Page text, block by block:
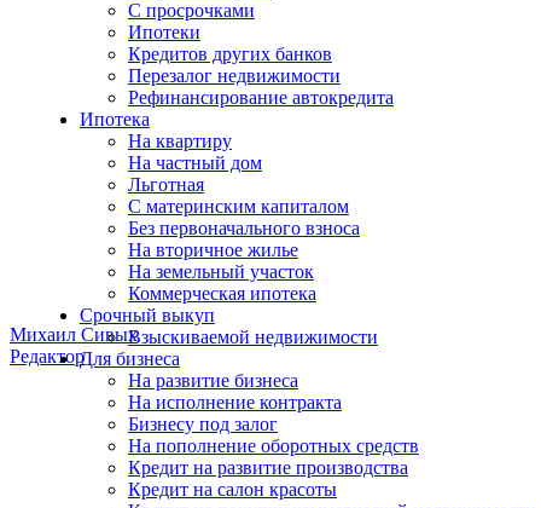
С просрочками
Ипотеки
Кредитов других банков
Перезалог недвижимости
Рефинансирование автокредита
Ипотека
На квартиру
На частный дом
Льготная
С материнским капиталом
Без первоначального взноса
На вторичное жилье
На земельный участок
Коммерческая ипотека
Срочный выкуп
Взыскиваемой недвижимости
Для бизнеса
На развитие бизнеса
На исполнение контракта
Бизнесу под залог
На пополнение оборотных средств
Кредит на развитие производства
Кредит на салон красоты
Михаил Сивых
Редактор